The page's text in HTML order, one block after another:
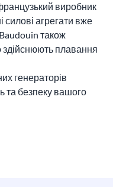
виробник
силові агрегати вже
також
плавання
генераторів
та безпеку вашого